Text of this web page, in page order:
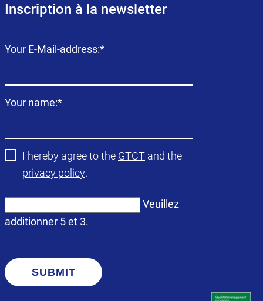
Inscription à la newsletter
Champ
Your E-Mail-address:*
Champ
Your name:*
I hereby agree to the GTCT and the
privacy policy.
Veuillez
additionner 5 et 3.
SUBMIT